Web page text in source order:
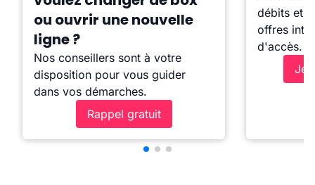
ou ouvrir une nouvelle
ligne ?
Nos conseillers sont à votre
disposition pour vous guider
dans vos démarches.
Rappel gratuit
débits et
offres
d'accès.
Je